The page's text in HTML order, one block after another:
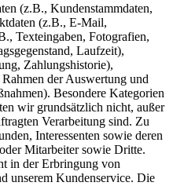
(z.B., Kundenstammdaten,
(z.B., E-Mail,
Texteingaben, Fotografien,
Laufzeit),
Zahlungshistorie),
der Auswertung und
Besondere Kategorien
wir grundsätzlich nicht, außer
Verarbeitung sind. Zu
Interessenten sowie deren
Mitarbeiter sowie Dritte.
in der Erbringung von
unserem Kundenservice. Die